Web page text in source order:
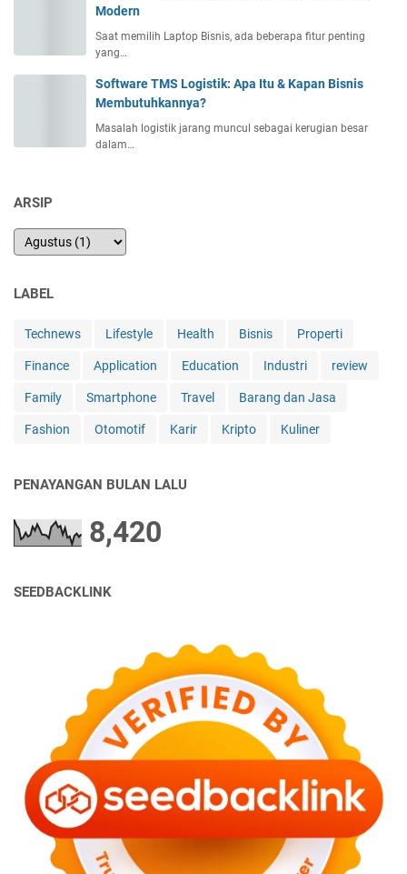
Modern
Saat memilih Laptop Bisnis, ada beberapa fitur penting
yang…
Software TMS Logistik: Apa Itu & Kapan Bisnis
Membutuhkannya?
Masalah logistik jarang muncul sebagai kerugian besar
dalam…
ARSIP
LABEL
Technews Lifestyle Health Bisnis Properti
Finance Application Education Industri review
Family Smartphone Travel Barang dan Jasa
Fashion Otomotif Karir Kripto Kuliner
PENAYANGAN BULAN LALU
8,420
SEEDBACKLINK